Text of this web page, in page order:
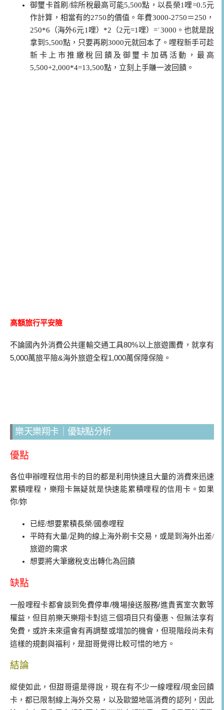
御璽卡首刷/綜所稅最高可能5,500點，以長榮1哩=0.5元
作計算，相當有的2750的價值。年費3000-2750＝250，
250*6（海外6元1哩）*2（2元=1哩）=˙3000。也就是說
拿到5,500點，只要再刷3000元就回本了。哩程新手可趁
新卡上市推繳稅回饋及御璽卡加碼活動，最高
5,500+2,000*4=13,500點，立刻上手賺一波回饋。
高額旅行平安險
不論國內外消費公共運輸交通工具80%以上旅遊團費， 就享有
5,000萬旅平險&海外旅遊全程1,000萬保障保險。
樂天樂翔卡｜優缺點分析
優點
各位申辦哩程信用卡的目的都是利用快速且大量的消費來迅速
累積哩程，樂翔卡無疑就是快速能累積哩程的信用卡。如果
你/妳
已經/想要累積長榮/國泰哩程
平時有大量/足夠的線上海外刷卡交易，或是到海外出差/
旅遊的需求
想要將大筆繳稅支出轉化為回饋
缺點
一般哩程卡都會談到免費停車/機場接送服務/進貴賓室次數等
權益，但目前樂天樂翔卡對這三個項目只有優惠、但無法享有
免費，或許未來還會有再調整或增加的機會，但現階段尚未有
這樣的規劃與福利，是甜哥覺得比較可惜的地方。
結論
縱使如此，但甜哥還是得說，現在有不少一線哩程/現金回饋
卡，都已限制線上海外交易，以及歐盟地區消費的認列，因此